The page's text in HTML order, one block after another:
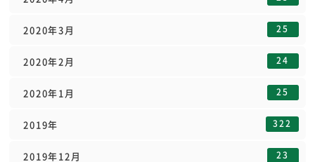
2020年3月 25
2020年2月 24
2020年1月 25
2019年 322
2019年12月 23